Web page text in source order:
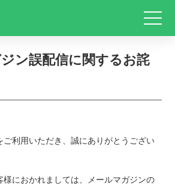
ジン誤配信に関するお詫
ご利用いただき、誠にありがとうござい
様におかれましては、メールマガジンの